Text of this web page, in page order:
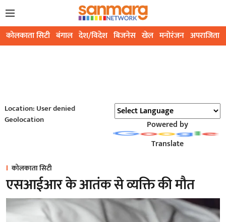
कोलकाता सिटी बंगाल देश/विदेश बिजनेस खेल मनोरंजन अपराजिता
Location: User denied
Geolocation
Powered by
Translate
कोलकाता सिटी
एसआईआर के आतंक से व्यक्ति की मौत